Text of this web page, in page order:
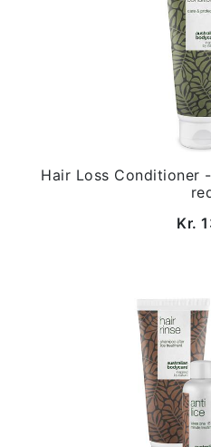
Hair Loss Conditioner
Kr.